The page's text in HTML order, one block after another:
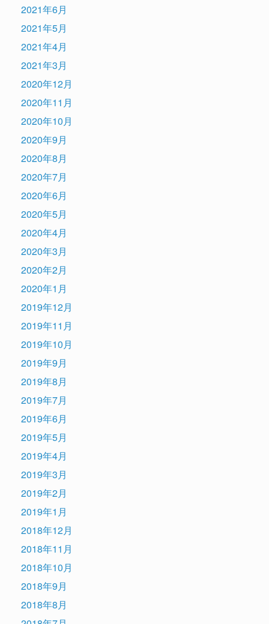
2021年6月
2021年5月
2021年4月
2021年3月
2020年12月
2020年11月
2020年10月
2020年9月
2020年8月
2020年7月
2020年6月
2020年5月
2020年4月
2020年3月
2020年2月
2020年1月
2019年12月
2019年11月
2019年10月
2019年9月
2019年8月
2019年7月
2019年6月
2019年5月
2019年4月
2019年3月
2019年2月
2019年1月
2018年12月
2018年11月
2018年10月
2018年9月
2018年8月